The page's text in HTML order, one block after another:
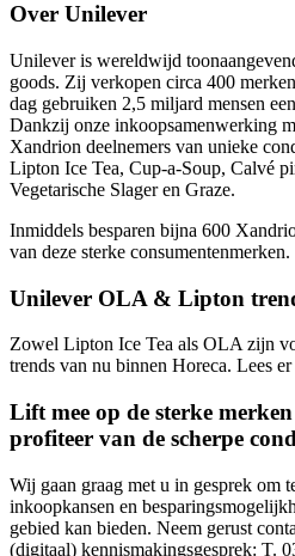
Over Unilever
Unilever is wereldwijd
goods. Zij verkopen circa 400
dag gebruiken 2,5 miljard mensen
Dankzij onze inkoopsamenwerking
Xandrion deelnemers van unieke
Lipton Ice Tea, Cup-a-Soup, Calvé
Vegetarische Slager en Graze.
Inmiddels besparen bijna 600
van deze sterke consumentenmerken.
Unilever OLA & Lipton
Zowel Lipton Ice Tea als OLA zijn
trends van nu binnen Horeca. Lees
Lift mee op de sterke
profiteer van de scherpe
Wij gaan graag met u in gesprek om
inkoopkansen en
gebied kan bieden. Neem gerust
(digitaal) kennismakingsgesprek: T.